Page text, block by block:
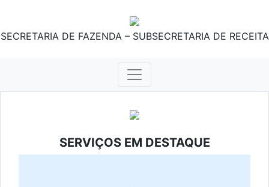
SECRETARIA DE FAZENDA – SUBSECRETARIA DE RECEITA
SERVIÇOS EM DESTAQUE